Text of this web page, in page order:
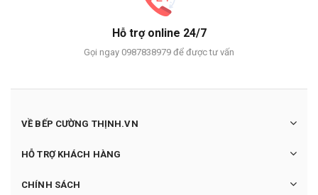
Hỗ trợ online 24/7
Gọi ngay 0987838979 để được tư vấn
VỀ BẾP CƯỜNG THỊNH.VN
HỖ TRỢ KHÁCH HÀNG
CHÍNH SÁCH